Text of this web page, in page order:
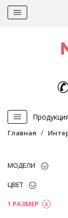
Главная
МОДЕЛИ
ЦВЕТ
1 РАЗМЕР